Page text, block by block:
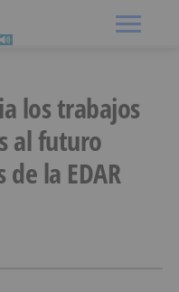
los trabajos
al futuro
la EDAR